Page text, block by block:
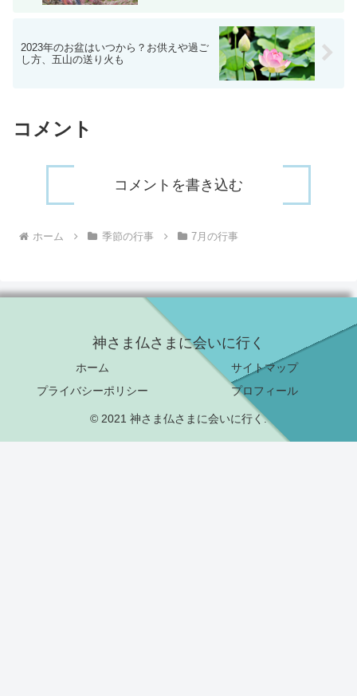
2023年のお盆はいつから？お供えや過ご
し方、五山の送り火も
コメント
コメントを書き込む
ホーム 季節の行事 7月の行事
神さま仏さまに会いに行く
ホーム
サイトマップ
プライバシーポリシー
プロフィール
© 2021 神さま仏さまに会いに行く.